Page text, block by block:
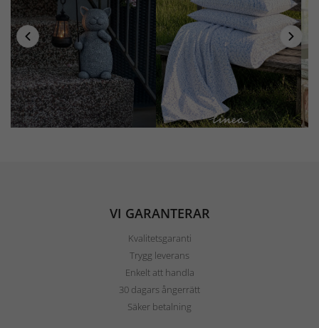
VI GARANTERAR
Kvalitetsgaranti
Trygg leverans
Enkelt att handla
30 dagars ångerrätt
Säker betalning